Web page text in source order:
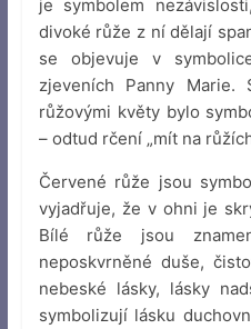
je symbolem
divoké růže z ní dělají
se objevuje v
zjeveních Panny Marie.
růžovými květy bylo
– odtud rčení „mít na
Červené růže jsou
vyjadřuje, že v ohni je
Bílé růže jsou
neposkvrněné duše,
nebeské lásky, lásky
symbolizují lásku